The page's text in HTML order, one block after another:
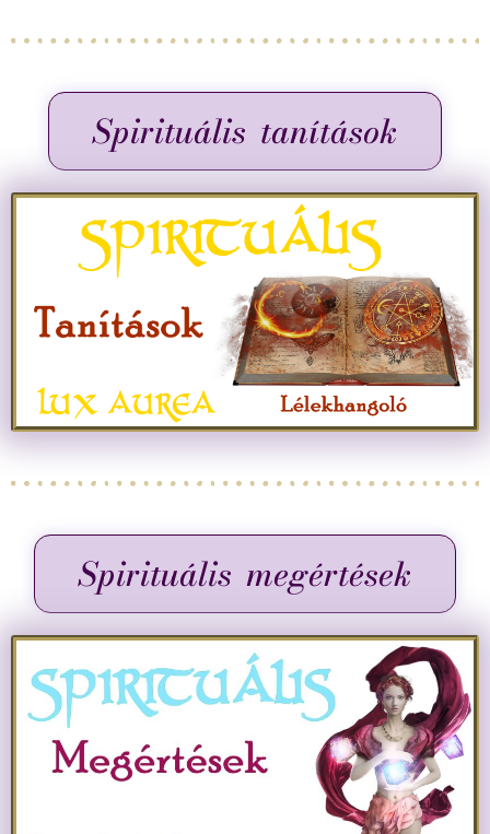
Spirituális tanítások
Spirituális megértések